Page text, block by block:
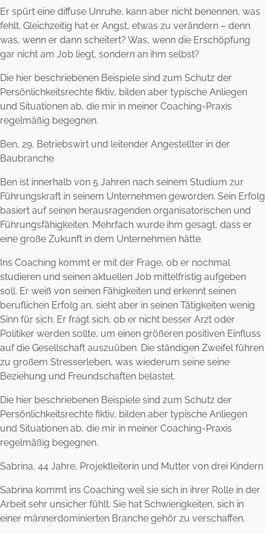
Er spürt eine diffuse Unruhe, kann aber nicht benennen, was
fehlt. Gleichzeitig hat er Angst, etwas zu verändern – denn
was, wenn er dann scheitert? Was, wenn die Erschöpfung
gar nicht am Job liegt, sondern an ihm selbst?
Die hier beschriebenen Beispiele sind zum Schutz der
Persönlichkeitsrechte fiktiv, bilden aber typische Anliegen
und Situationen ab, die mir in meiner Coaching-Praxis
regelmäßig begegnen.
Ben, 29, Betriebswirt und leitender Angestellter in der
Baubranche
Ben ist innerhalb von 5 Jahren nach seinem Studium zur
Führungskraft in seinem Unternehmen geworden. Sein Erfolg
basiert auf seinen herausragenden organisatorischen und
Führungsfähigkeiten. Mehrfach wurde ihm gesagt, dass er
eine große Zukunft in dem Unternehmen hätte.
Ins Coaching kommt er mit der Frage, ob er nochmal
studieren und seinen aktuellen Job mittelfristig aufgeben
soll. Er weiß von seinen Fähigkeiten und erkennt seinen
beruflichen Erfolg an, sieht aber in seinen Tätigkeiten wenig
Sinn für sich. Er fragt sich, ob er nicht besser Arzt oder
Politiker werden sollte, um einen größeren positiven Einfluss
auf die Gesellschaft auszuüben. Die ständigen Zweifel führen
zu großem Stresserleben, was wiederum seine seine
Beziehung und Freundschaften belastet.
Die hier beschriebenen Beispiele sind zum Schutz der
Persönlichkeitsrechte fiktiv, bilden aber typische Anliegen
und Situationen ab, die mir in meiner Coaching-Praxis
regelmäßig begegnen.
Sabrina, 44 Jahre, Projektleiterin und Mutter von drei Kindern
Sabrina kommt ins Coaching weil sie sich in ihrer Rolle in der
Arbeit sehr unsicher fühlt. Sie hat Schwierigkeiten, sich in
einer männerdominierten Branche gehör zu verschaffen.